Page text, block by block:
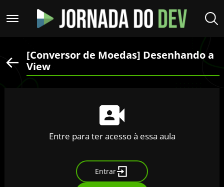
[Conversor de Moedas] Desenhando a
View
Entre para ter acesso à essa aula
Entrar